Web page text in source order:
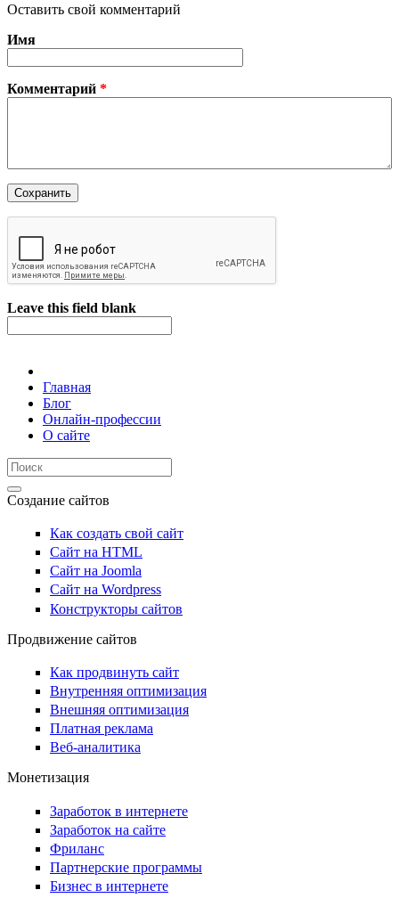
Оставить свой комментарий
Имя
Комментарий *
Leave this field blank
Главная
Блог
Онлайн-профессии
О сайте
Создание сайтов
Как создать свой сайт
Сайт на HTML
Сайт на Joomla
Сайт на Wordpress
Конструкторы сайтов
Продвижение сайтов
Как продвинуть сайт
Внутренняя оптимизация
Внешняя оптимизация
Платная реклама
Веб-аналитика
Монетизация
Заработок в интернете
Заработок на сайте
Фриланс
Партнерские программы
Бизнес в интернете